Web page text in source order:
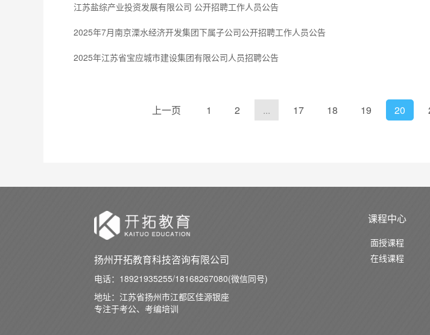
江苏盐综产业投资发展有限公司 公开招聘工作人员公告
2025年7月南京溧水经济开发集团下属子公司公开招聘工作人员公告
2025年江苏省宝应城市建设集团有限公司人员招聘公告
上一页 1 2 ... 17 18 19 20
扬州开拓教育科技咨询有限公司
电话： 18921935255/18168267080(微信同号)
地址：江苏省扬州市江都区佳源银座
专注于考公、考编培训
课程中心
面授课程
在线课程